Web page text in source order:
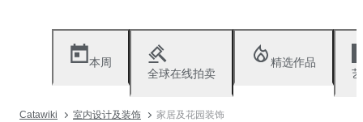
本周
全球在线拍卖
精选作品
Catawiki 室内设计及装饰 家居及花园装饰